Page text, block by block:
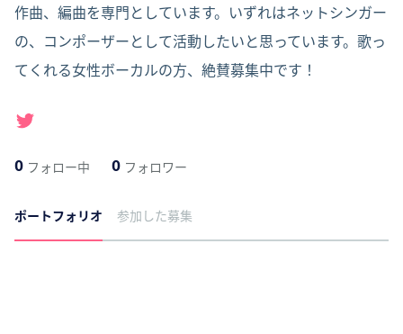
作曲、編曲を専門としています。いずれはネットシンガー
の、コンポーザーとして活動したいと思っています。歌っ
てくれる女性ボーカルの方、絶賛募集中です！
0 フォロー中 0 フォロワー
ポートフォリオ 参加した募集